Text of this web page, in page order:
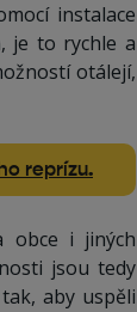
instalace
je to rychle a
otálejí,
reprízu.
obce i jiných
jsou tedy
aby uspěli